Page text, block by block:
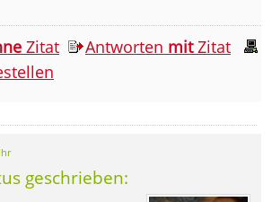
Zitat Antworten mitZitat
geschrieben: